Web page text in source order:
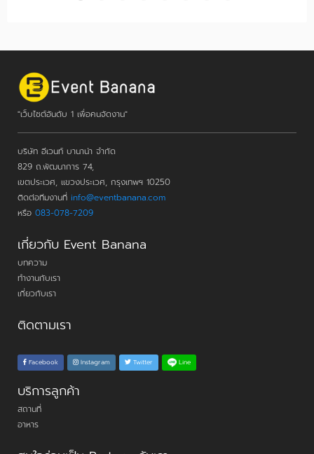
"เว็บไซต์อันดับ 1 เพื่อคนจัดงาน"
บริษัท อีเวนท์ บานาน่า จำกัด
829 ถ.พัฒนาการ 74,
เขตประเวศ, แขวงประเวศ, กรุงเทพฯ 10250
ติดต่อทีมงานที่ info@eventbanana.com
หรือ 083-078-7209
เกี่ยวกับ Event Banana
บทความ
ทำงานกับเรา
เกี่ยวกับเรา
ติดตามเรา
Facebook Instagram Twitter Line
บริการลูกค้า
สถานที่
อาหาร